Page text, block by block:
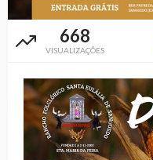
668
VISUALIZAÇÕES